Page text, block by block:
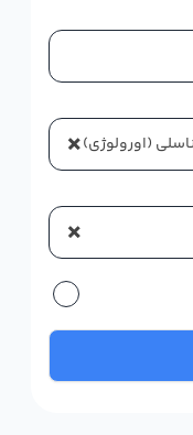
×(اورولوژی)
×